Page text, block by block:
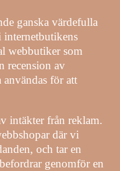
ganska värdefulla
webbutiker som
recension av
användas för att
intäkter från reklam.
där vi
och tar en
genomför en